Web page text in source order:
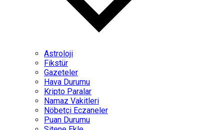
Astroloji
Fikstür
Gazeteler
Hava Durumu
Kripto Paralar
Namaz Vakitleri
Nöbetçi Eczaneler
Puan Durumu